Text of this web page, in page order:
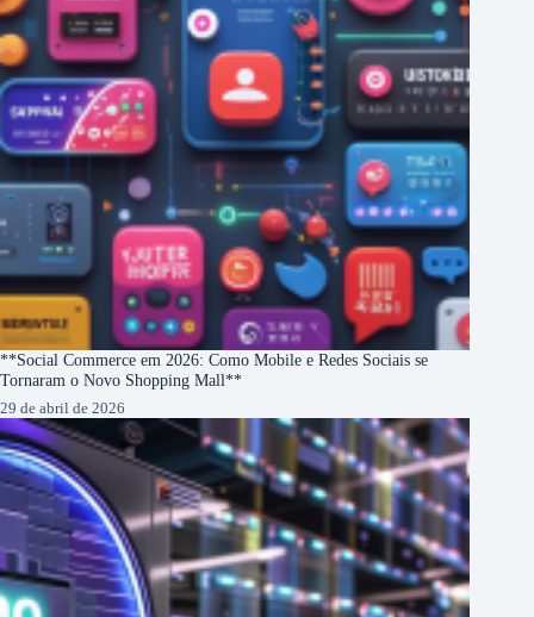
**Social Commerce em 2026: Como Mobile e Redes Sociais se
Tornaram o Novo Shopping Mall**
29 de abril de 2026